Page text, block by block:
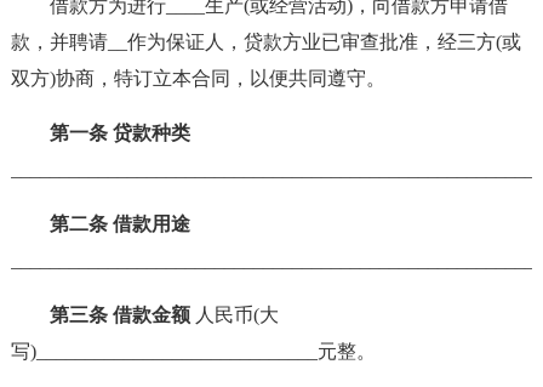
借款方为进行____生产(或经营活动)，向借款方申请借
款，并聘请__作为保证人，贷款方业已审查批准，经三方(或
双方)协商，特订立本合同，以便共同遵守。
第一条 贷款种类
第二条 借款用途
第三条 借款金额人民币(大
写)_____________________________元整。